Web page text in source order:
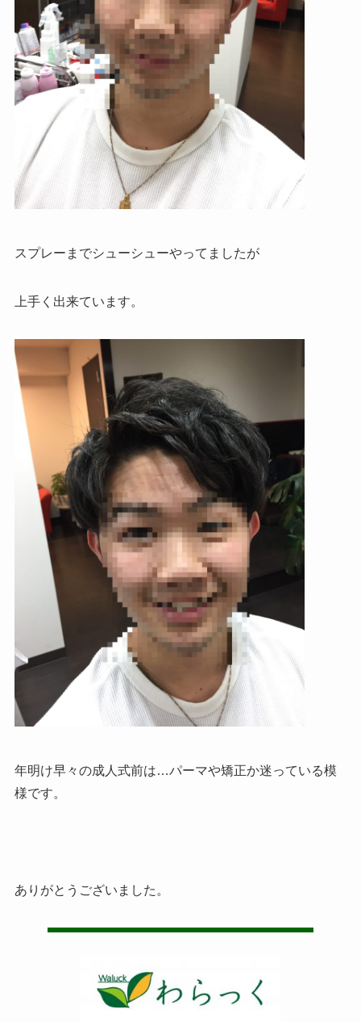
スプレーまでシューシューやってましたが
上手く出来ています。
年明け早々の成人式前は…パーマや矯正か迷っている模
様です。
ありがとうございました。